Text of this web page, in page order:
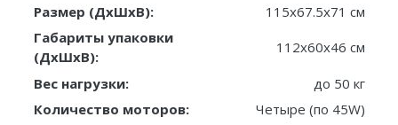
Размер (ДxШxВ):
115x67.5x71 см
Габариты упаковки
(ДxШxВ):
112х60х46 см
Вес нагрузки:
до 50 кг
Количество моторов:
Четыре (по 45W)